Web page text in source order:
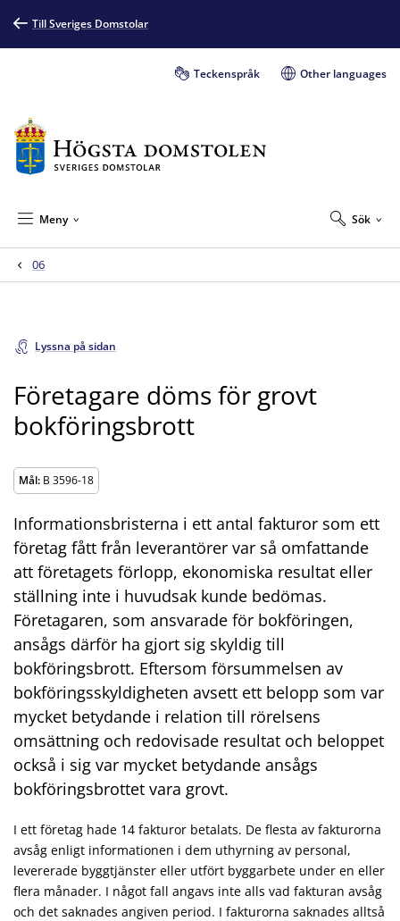
Till Sveriges Domstolar
Teckenspråk Other languages
Sök
Meny
06
Lyssna på sidan
Företagare döms för grovt
bokföringsbrott
Mål: B 3596-18
Informationsbristerna i ett antal fakturor som ett
företag fått från leverantörer var så omfattande
att företagets förlopp, ekonomiska resultat eller
ställning inte i huvudsak kunde bedömas.
Företagaren, som ansvarade för bokföringen,
ansågs därför ha gjort sig skyldig till
bokföringsbrott. Eftersom försummelsen av
bokföringsskyldigheten avsett ett belopp som var
mycket betydande i relation till rörelsens
omsättning och redovisade resultat och beloppet
också i sig var mycket betydande ansågs
bokföringsbrottet vara grovt.
I ett företag hade 14 fakturor betalats. De flesta av fakturorna
avsåg enligt informationen i dem uthyrning av personal,
levererade byggtjänster eller utfört byggarbete under en eller
flera månader. I något fall angavs inte alls vad fakturan avsåg
och det saknades angiven period. I fakturorna saknades alltså